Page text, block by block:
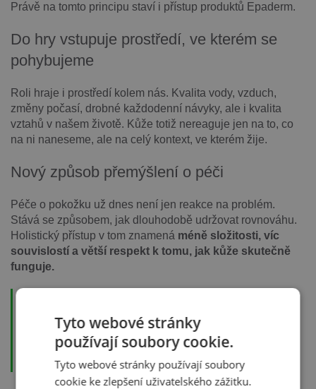
Právě na tomto principu staví i přístup produktů Epaderm.
Do hry vstupuje prostředí, ve kterém se
pohybujeme
Roli hraje i prostředí kolem nás. Kvalita vody, vzduch,
změny počasí, drobné každodenní návyky, ale i kvalita
vztahů v našem životě. Kůže totiž nereaguje jen na to, co
na ni naneseme, ale na celý kontext, ve kterém žije.
Nový způsob přemýšlení o péči
Péče o pokožku už dnes není jen reakce na problém.
Stává se způsobem, jak dlouhodobě udržovat rovnováhu.
Holistický přístup v tom znamená méně složitosti, víc
souvislostí a větší respekt k tomu, jak kůže skutečně
funguje.
Atopický ekzém
Lupénka
Tyto webové stránky
používají soubory cookie.
Tyto webové stránky používají soubory
cookie ke zlepšení uživatelského zážitku.